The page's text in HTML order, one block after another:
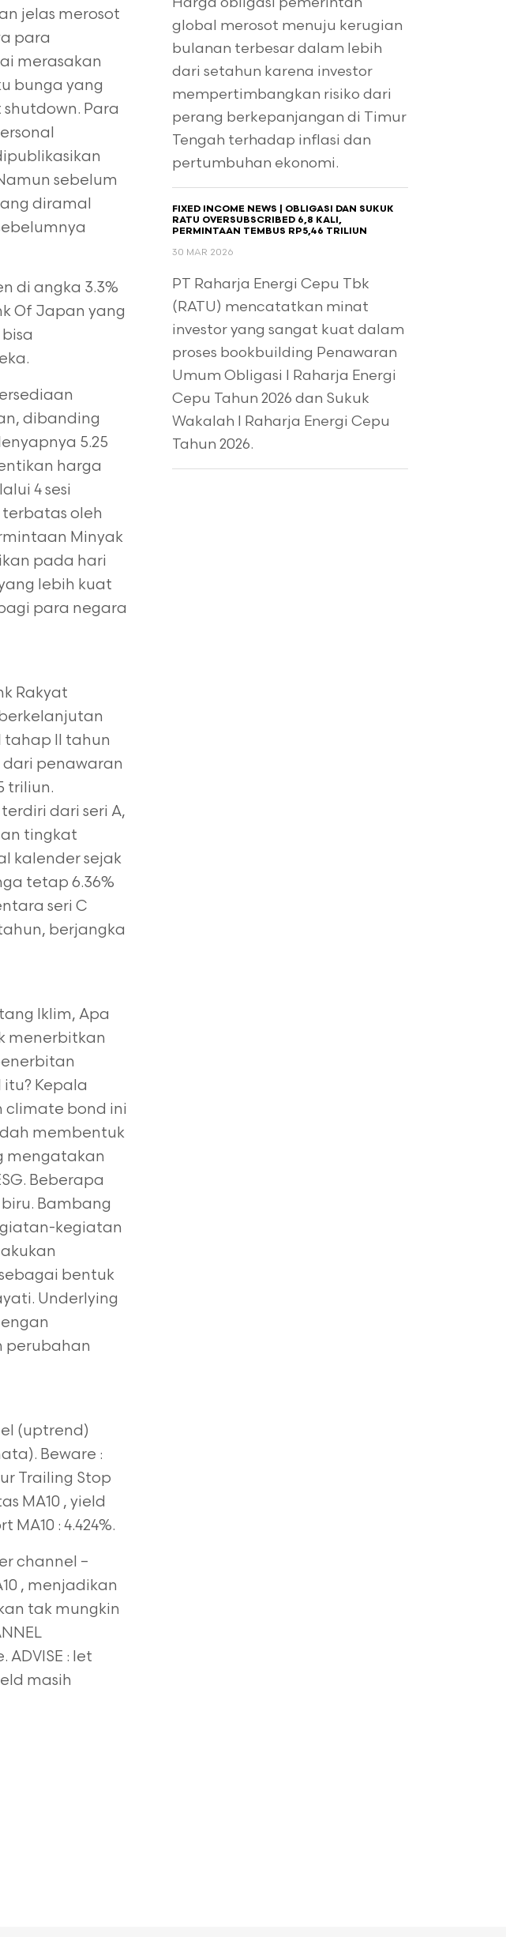
jelas merosot
para
merasakan
bunga yang
Para
sebelum
diramal
di angka 3.3%
Of Japan yang
dibanding
5.25
harga
4 sesi
oleh
Minyak
pada hari
lebih kuat
para negara
Rakyat
tahap II tahun
dari penawaran
triliun.
dari seri A,
tingkat
kalender sejak
tetap 6.36%
seri C
berjangka
Iklim, Apa
menerbitkan
Kepala
climate bond ini
membentuk
mengatakan
Beberapa
Bambang
kegiatan
bentuk
Underlying
perubahan
(uptrend)
Beware :
Trailing Stop
MA10 , yield
: 4.424%.
channel –
, menjadikan
tak mungkin
: let
masih
global merosot menuju kerugian
bulanan terbesar dalam lebih
dari setahun karena investor
mempertimbangkan risiko dari
perang berkepanjangan di Timur
Tengah terhadap inflasi dan
pertumbuhan ekonomi.
FIXED INCOME NEWS | OBLIGASI DAN SUKUK
RATU OVERSUBSCRIBED 6,8 KALI,
PERMINTAAN TEMBUS RP5,46 TRILIUN
30 MAR 2026
PT Raharja Energi Cepu Tbk
(RATU) mencatatkan minat
investor yang sangat kuat dalam
proses bookbuilding Penawaran
Umum Obligasi I Raharja Energi
Cepu Tahun 2026 dan Sukuk
Wakalah I Raharja Energi Cepu
Tahun 2026.